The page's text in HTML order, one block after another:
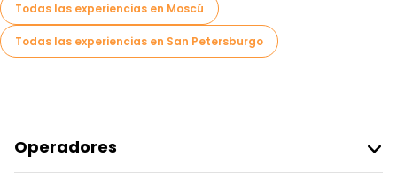
Todas las experiencias en Moscú
Todas las experiencias en San Petersburgo
Operadores